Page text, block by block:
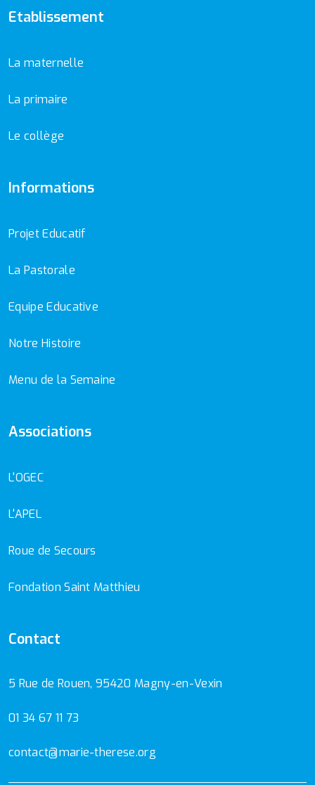
Etablissement
La maternelle
La primaire
Le collège
Informations
Projet Educatif
La Pastorale
Equipe Educative
Notre Histoire
Menu de la Semaine
Associations
L'OGEC
L'APEL
Roue de Secours
Fondation Saint Matthieu
Contact
5 Rue de Rouen, 95420 Magny-en-Vexin
01 34 67 11 73
contact@marie-therese.org